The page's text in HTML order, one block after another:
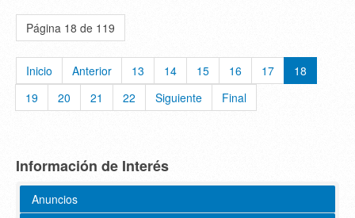
Página 18 de 119
Inicio Anterior 13 14 15 16 17
18
19
20 21 22 Siguiente Final
Información de Interés
Anuncios